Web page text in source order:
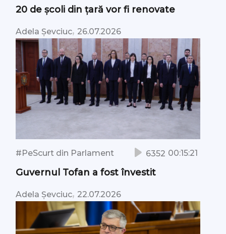
20 de școli din țară vor fi renovate
Adela Șevciuc, 26.07.2026
#PeScurt din Parlament 6352 00:15:21
Guvernul Tofan a fost învestit
Adela Șevciuc, 22.07.2026